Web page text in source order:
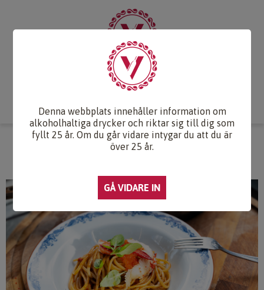
Druvlexikon
Webb-TV Om oss
HUMMERPASTA MED FORELLROM
Denna webbplats innehåller information om
alkoholhaltiga drycker och riktar sig till dig som
fyllt 25 år. Om du går vidare intygar du att du är
över 25 år.